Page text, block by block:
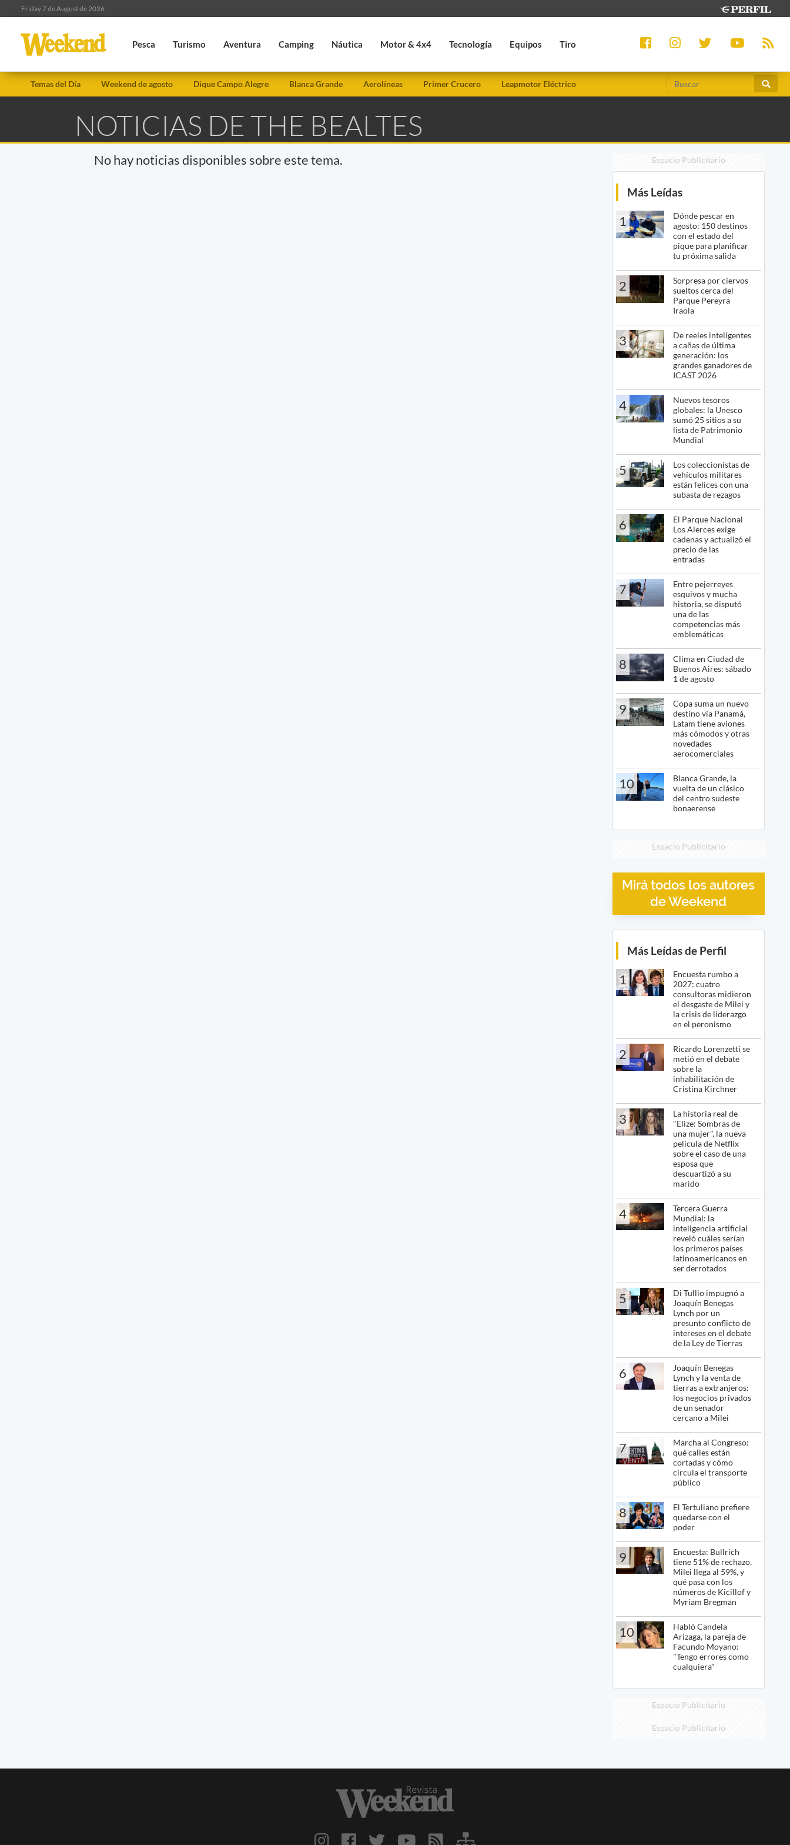
Friday 7 de August de 2026
Pesca Turismo Aventura Camping Náutica Motor & 4x4 Tecnología Equipos Tiro
Temas del Día Weekend de agosto Dique Campo Alegre Blanca Grande Aerolíneas Primer Crucero Leapmotor Eléctrico
NOTICIAS DE THE BEALTES
No hay noticias disponibles sobre este tema. Espacio Publicitario
Más Leídas
1
Dónde pescar en
agosto: 150 destinos
con el estado del
pique para planificar
tu próxima salida
2
Sorpresa por ciervos
sueltos cerca del
Parque Pereyra
Iraola
3
De reeles inteligentes
a cañas de última
generación: los
grandes ganadores de
ICAST 2026
4
Nuevos tesoros
globales: la Unesco
sumó 25 sitios a su
lista de Patrimonio
Mundial
5
Los coleccionistas de
vehículos militares
están felices con una
subasta de rezagos
6
El Parque Nacional
Los Alerces exige
cadenas y actualizó el
precio de las
entradas
7
Entre pejerreyes
esquivos y mucha
historia, se disputó
una de las
competencias más
emblemáticas
8
Clima en Ciudad de
Buenos Aires: sábado
1 de agosto
9
Copa suma un nuevo
destino vía Panamá,
Latam tiene aviones
más cómodos y otras
novedades
aerocomerciales
10
Blanca Grande, la
vuelta de un clásico
del centro sudeste
bonaerense
Espacio Publicitario
Mirá todos los autores
de Weekend
Más Leídas de Perfil
1
Encuesta rumbo a
2027: cuatro
consultoras midieron
el desgaste de Milei y
la crisis de liderazgo
en el peronismo
2
Ricardo Lorenzetti se
metió en el debate
sobre la
inhabilitación de
Cristina Kirchner
3
La historia real de
"Elize: Sombras de
una mujer", la nueva
película de Netflix
sobre el caso de una
esposa que
descuartizó a su
marido
4
Tercera Guerra
Mundial: la
inteligencia artificial
reveló cuáles serían
los primeros países
latinoamericanos en
ser derrotados
5
Di Tullio impugnó a
Joaquín Benegas
Lynch por un
presunto conflicto de
intereses en el debate
de la Ley de Tierras
6
Joaquín Benegas
Lynch y la venta de
tierras a extranjeros:
los negocios privados
de un senador
cercano a Milei
7
Marcha al Congreso:
qué calles están
cortadas y cómo
circula el transporte
público
8
El Tertuliano prefiere
quedarse con el
poder
9
Encuesta: Bullrich
tiene 51% de rechazo,
Milei llega al 59%, y
qué pasa con los
números de Kicillof y
Myriam Bregman
10
Habló Candela
Arizaga, la pareja de
Facundo Moyano:
"Tengo errores como
cualquiera"
Espacio Publicitario
Espacio Publicitario